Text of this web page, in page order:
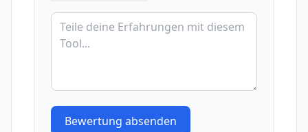
Bewertung absenden